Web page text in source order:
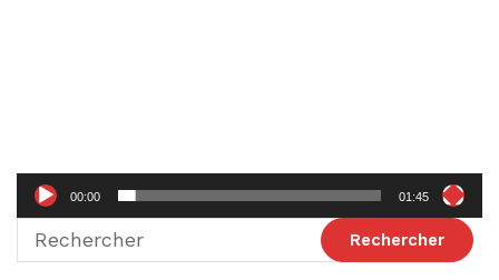
00:00 01:45